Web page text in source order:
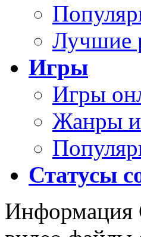
Лучшие
Игры
Игры
Жанры
Статусы
Информация